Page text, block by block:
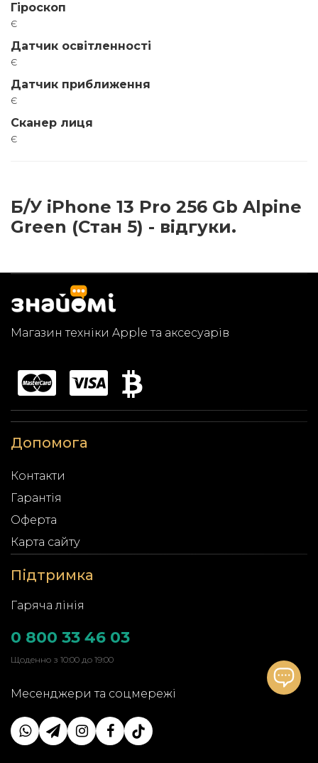
Гіроскоп
є
Датчик освітленності
є
Датчик приближення
є
Сканер лиця
є
Б/У iPhone 13 Pro 256 Gb Alpine
Green (Стан 5) - відгуки.
Магазин техніки Apple та аксесуарів
Допомога
Контакти
Гарантія
Оферта
Карта сайту
Підтримка
Гаряча лінія
0 800 33 46 03
Щоденно з 10:00 до 19:00
Месенджери та соцмережі